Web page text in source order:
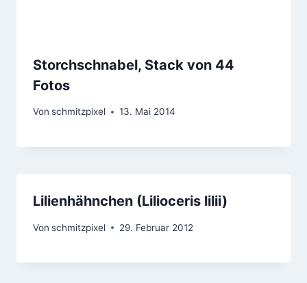
Storchschnabel, Stack von 44
Fotos
Von schmitzpixel 13. Mai 2014
Lilienhähnchen (Lilioceris lilii)
Von schmitzpixel 29. Februar 2012